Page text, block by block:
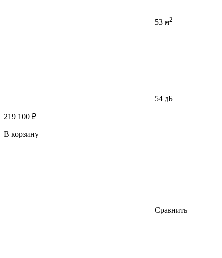
53 м2
54 дБ
219 100 ₽
В корзину
Сравнить